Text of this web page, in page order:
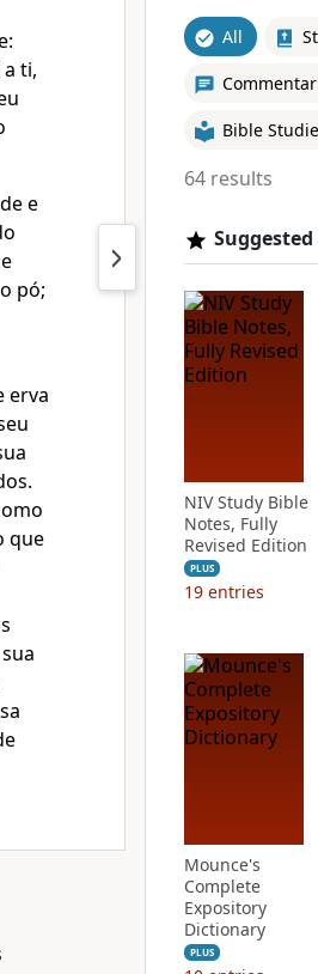
ti,
e
pó;
erva
que
All
Bible
64 results
Suggested
NIV Study Bible
Notes, Fully
Revised Edition
PLUS
19 entries
Mounce's
Complete
Expository
Dictionary
PLUS